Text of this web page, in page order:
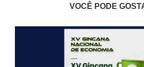
VOCÊ PODE